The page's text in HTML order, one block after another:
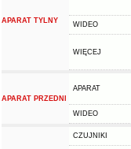
APARAT TYLNY WIDEO
WIĘCEJ
APARAT PRZEDNI
APARAT
WIDEO
CZUJNIKI